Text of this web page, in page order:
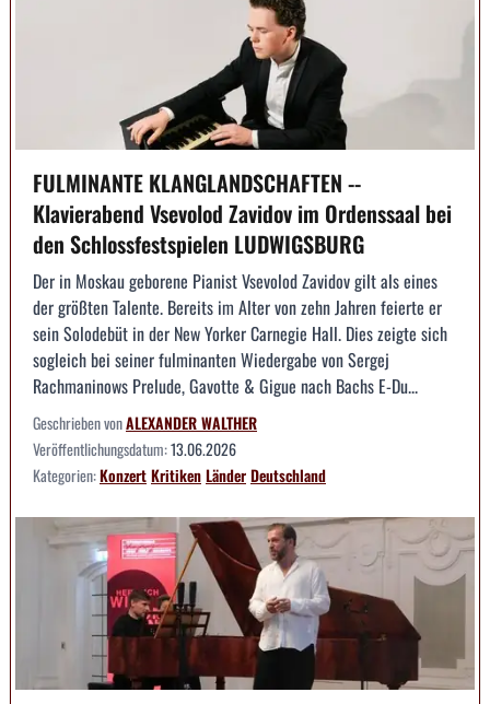
FULMINANTE KLANGLANDSCHAFTEN --
Klavierabend Vsevolod Zavidov im Ordenssaal bei
den Schlossfestspielen LUDWIGSBURG
Der in Moskau geborene Pianist Vsevolod Zavidov gilt als eines
der größten Talente. Bereits im Alter von zehn Jahren feierte er
sein Solodebüt in der New Yorker Carnegie Hall. Dies zeigte sich
sogleich bei seiner fulminanten Wiedergabe von Sergej
Rachmaninows Prelude, Gavotte & Gigue nach Bachs E-Du...
Geschrieben vonALEXANDER WALTHER
Veröffentlichungsdatum:13.06.2026
Kategorien:KonzertKritikenLänderDeutschland